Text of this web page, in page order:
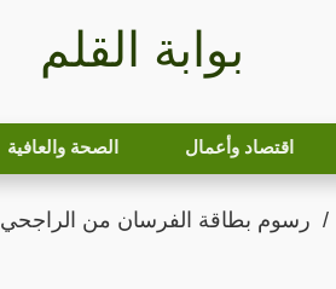
بوابة القلم
اقتصاد وأعمال الصحة والعافية
رسوم بطاقة الفرسان من الراجحي 2024 وما هي خطوات